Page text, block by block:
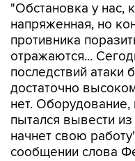
"Обстановка у нас,
напряженная, но
противника
отражаются...
последствий атаки
достаточно
нет. Оборудование,
пытался вывести
начнет свою
сообщении слова